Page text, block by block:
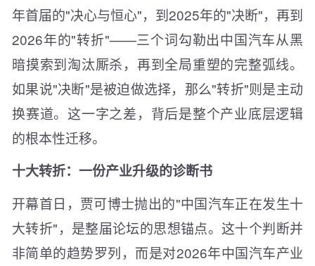
年首届的"决心与恒心"，到2025年的"决断"，再到
2026年的"转折"——三个词勾勒出中国汽车从黑
暗摸索到淘汰厮杀，再到全局重塑的完整弧线。
如果说"决断"是被迫做选择，那么"转折"则是主动
换赛道。这一字之差，背后是整个产业底层逻辑
的根本性迁移。
十大转折：一份产业升级的诊断书
开幕首日，贾可博士抛出的"中国汽车正在发生十
大转折"，是整届论坛的思想锚点。这十个判断并
非简单的趋势罗列，而是对2026年中国汽车产业